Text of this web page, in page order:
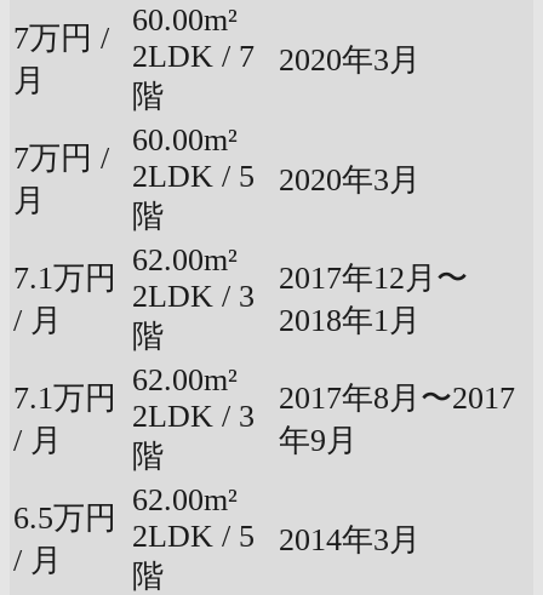
7万円 /
月
60.00m²
2LDK / 7
階
2020年3月
7万円 /
月
60.00m²
2LDK / 5
階
2020年3月
7.1万円
/ 月
62.00m²
2LDK / 3
階
2017年12月〜
2018年1月
7.1万円
/ 月
62.00m²
2LDK / 3
階
2017年8月〜2017
年9月
6.5万円
/ 月
62.00m²
2LDK / 5
階
2014年3月